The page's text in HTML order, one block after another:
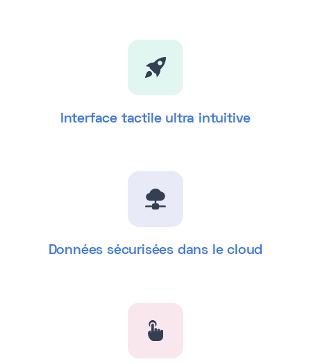
Interface tactile ultra intuitive
Données sécurisées dans le cloud